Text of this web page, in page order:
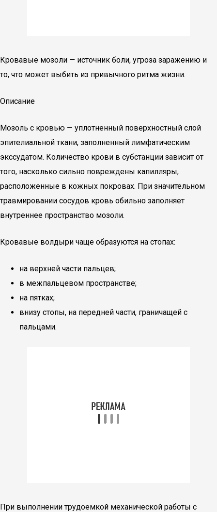
Кровавые мозоли — источник боли, угроза заражению и
то, что может выбить из привычного ритма жизни.
Описание
Мозоль с кровью — уплотненный поверхностный слой
эпителиальной ткани, заполненный лимфатическим
экссудатом. Количество крови в субстанции зависит от
того, насколько сильно повреждены капилляры,
расположенные в кожных покровах. При значительном
травмировании сосудов кровь обильно заполняет
внутреннее пространство мозоли.
Кровавые волдыри чаще образуются на стопах:
на верхней части пальцев;
в межпальцевом пространстве;
на пятках;
внизу стопы, на передней части, граничащей с
пальцами.
При выполнении трудоемкой механической работы с